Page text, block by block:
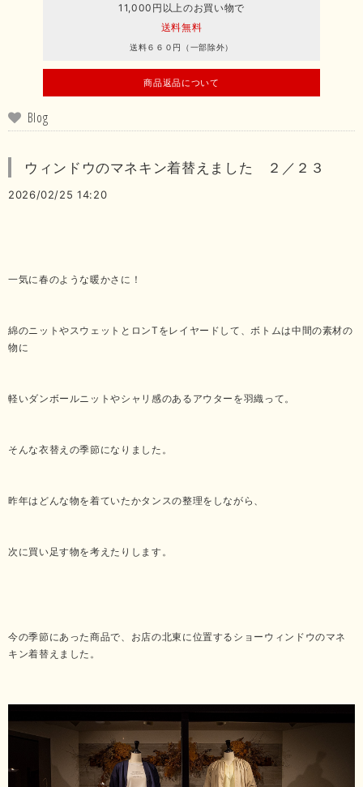
11,000円以上のお買い物で
送料無料
送料６６０円（一部除外）
商品返品について
Blog
ウィンドウのマネキン着替えました ２／２３
2026/02/25 14:20
一気に春のような暖かさに！
綿のニットやスウェットとロンTをレイヤードして、ボトムは中間の素材の
物に
軽いダンボールニットやシャリ感のあるアウターを羽織って。
そんな衣替えの季節になりました。
昨年はどんな物を着ていたかタンスの整理をしながら、
次に買い足す物を考えたりします。
今の季節にあった商品で、お店の北東に位置するショーウィンドウのマネ
キン着替えました。